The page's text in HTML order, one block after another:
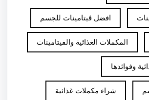
افضل ڤيتامينات للجسم
المكملات الغذائية والفيتامينات
وفوائدها
شراء مكملات غذائية